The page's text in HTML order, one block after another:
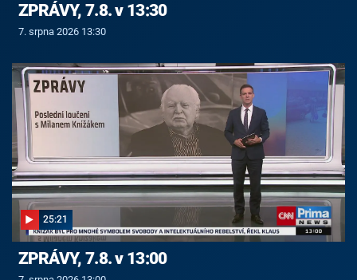
ZPRÁVY, 7.8. v 13:30
7. srpna 2026 13:30
25:21
ZPRÁVY, 7.8. v 13:00